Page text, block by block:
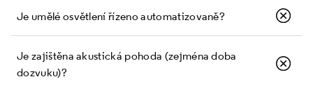
Je umělé osvětlení řízeno automatizovaně?
Je zajištěna akustická pohoda (zejména doba
dozvuku)?